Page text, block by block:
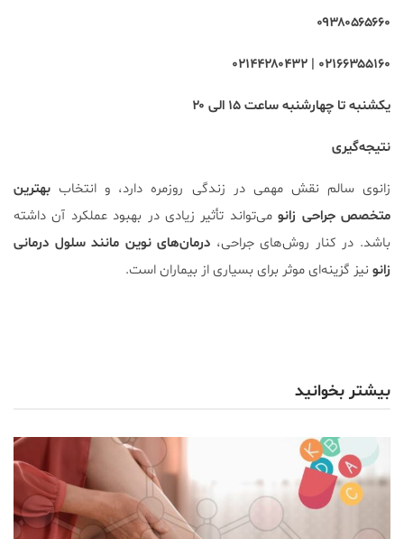
۰۹۳۸۰۵۶۵۶۶۰
۰۲۱۶۶۳۵۵۱۶۰ | ۰۲۱۴۴۲۸۰۴۳۲
یکشنبه تا چهارشنبه ساعت ۱۵ الی ۲۰
نتیجه‌گیری
زانوی سالم نقش مهمی در زندگی روزمره دارد، و انتخاب بهترین
متخصص جراحی زانومی‌تواند تأثیر زیادی در بهبود عملکرد آن داشته
باشد. در کنار روش‌های جراحی، درمان‌های نوین مانند سلول درمانی
زانو نیز گزینه‌ای موثر برای بسیاری از بیماران است.
بیشتر بخوانید